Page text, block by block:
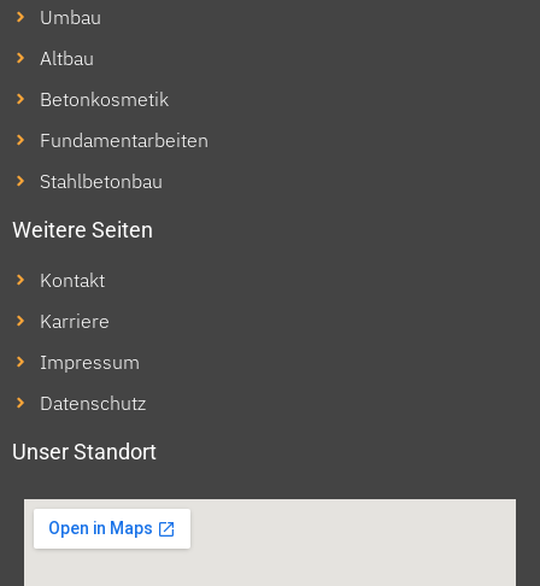
Umbau
Altbau
Betonkosmetik
Fundamentarbeiten
Stahlbetonbau
Weitere Seiten
Kontakt
Karriere
Impressum
Datenschutz
Unser Standort